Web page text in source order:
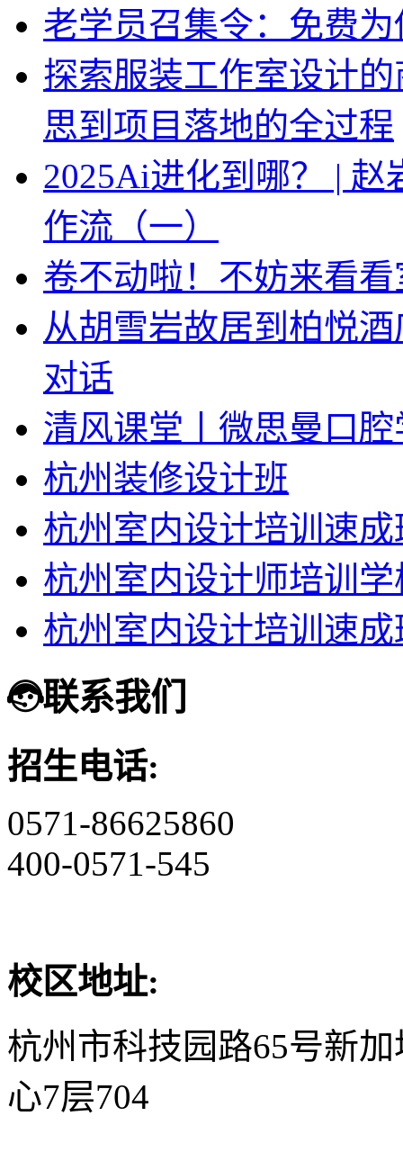
老学员召集令：免费
探索服装工作室设计
思到项目落地的全过程
2025Ai进化到哪？ |
作流（一）
卷不动啦！不妨来看
从胡雪岩故居到柏悦
对话
清风课堂丨微思曼口
杭州装修设计班
杭州室内设计培训速成
杭州室内设计师培训
杭州室内设计培训速成
联系我们
招生电话:
0571-86625860
400-0571-545
校区地址:
杭州市科技园路65号新
心7层704